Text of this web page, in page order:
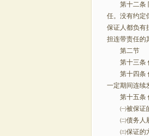
第十二条 同
任。没有约定
保证人都负有
担连带责任
第二节
第十三条 保
第十四条 保
一定期间连续
第十五条
㈠被保证
㈡债务人
㈢保证